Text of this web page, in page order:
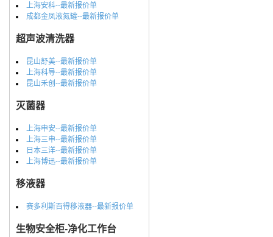
上海安科--最新报价单
成都金凤液氮罐--最新报价单
超声波清洗器
昆山舒美--最新报价单
上海科导--最新报价单
昆山禾创--最新报价单
灭菌器
上海申安--最新报价单
上海三申--最新报价单
日本三洋--最新报价单
上海博迅--最新报价单
移液器
赛多利斯百得移液器--最新报价单
生物安全柜-净化工作台